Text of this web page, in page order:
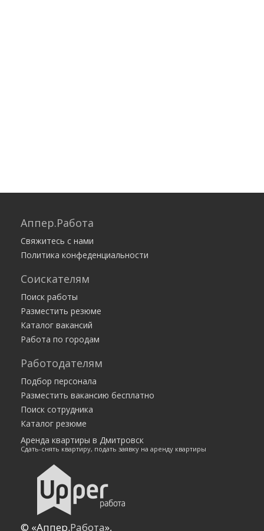
Аппер.Работа
Свяжитесь с нами
Политика конфеденциальности
Соискателям
Поиск работы
Разместить резюме
Каталог вакансий
Работа по городам
Работодателям
Подбор персонала
Разместить вакансию бесплатно
Поиск сотрудника
Каталог резюме
Аренда квартиры в Дмитровск
Сдать-снять квартиру, подать заявку на аренду квартиры
© «Аппер.Работа»,